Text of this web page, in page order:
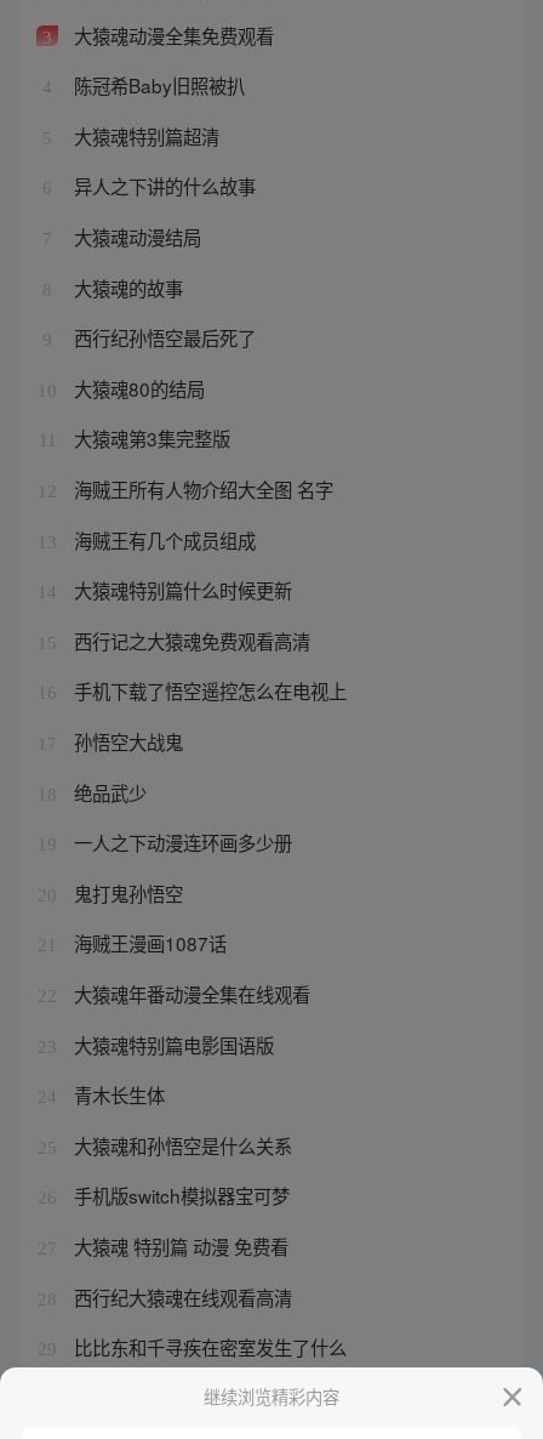
3 大猿魂动漫全集免费观看
4 陈冠希Baby旧照被扒
5 大猿魂特别篇超清
6 异人之下讲的什么故事
7 大猿魂动漫结局
8 大猿魂的故事
9 西行纪孙悟空最后死了
10 大猿魂80的结局
大猿魂第3集完整版
12 海贼王所有人物介绍大全图 名字
13 海贼王有几个成员组成
14 大猿魂特别篇什么时候更新
15 西行记之大猿魂免费观看高清
16 手机下载了悟空遥控怎么在电视上
17 孙悟空大战鬼
18 绝品武少
19 一人之下动漫连环画多少册
20 鬼打鬼孙悟空
21 海贼王漫画1087话
22 大猿魂年番动漫全集在线观看
23 大猿魂特别篇电影国语版
24 青木长生体
25 大猿魂和孙悟空是什么关系
26 手机版switch模拟器宝可梦
27 大猿魂 特别篇 动漫 免费看
28 西行纪大猿魂在线观看高清
29 比比东和千寻疾在密室发生了什么
西行纪孙悟空前世鬼魈漫画
继续浏览精彩内容